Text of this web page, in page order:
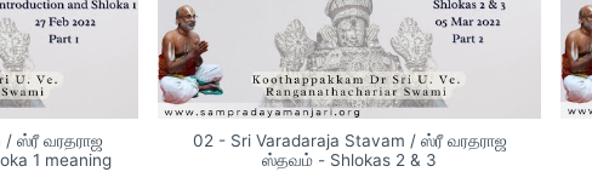
/ ஸ்ரீ வரதராஜ
1 meaning
02 - Sri Varadaraja Stavam / ஸ்ரீ வரதராஜ
ஸ்தவம் - Shlokas 2 & 3